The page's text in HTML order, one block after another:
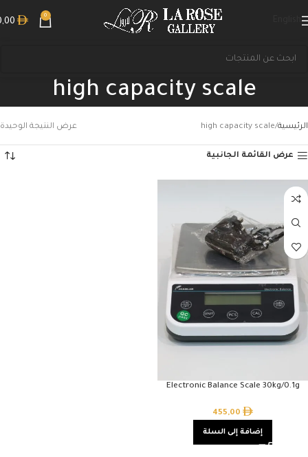
0
high capacity scale
الرئيسية high capacity scale عرض النتيجة الوحيدة
عرض القائمة الجانبية
Electronic Balance Scale 30kg/0.1g
455,00
إضافة إلى السلة